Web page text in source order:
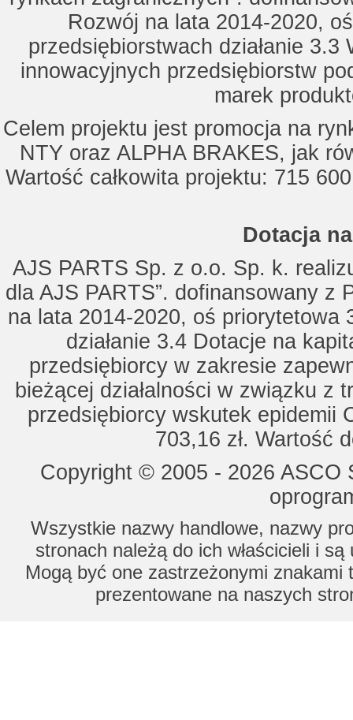
Rozwój na lata 2014-2020,
przedsiębiorstwach działanie
innowacyjnych przedsiębiorstw
marek
Celem projektu jest promocja na
NTY oraz ALPHA BRAKES, jak
Wartość całkowita projektu: 715
Dotacja
AJS PARTS Sp. z o.o. Sp. k.
dla AJS PARTS”. dofinansowany z
na lata 2014-2020, oś priorytetowa
działanie 3.4 Dotacje na
przedsiębiorcy w zakresie
bieżącej działalności w związku z
przedsiębiorcy wskutek epidemii
703,16 zł. Wartość
Copyright © 2005 - 2026
Wszystkie nazwy handlowe, nazwy
stronach należą do ich właścicieli i
Mogą być one zastrzeżonymi znakami
prezentowane na naszych